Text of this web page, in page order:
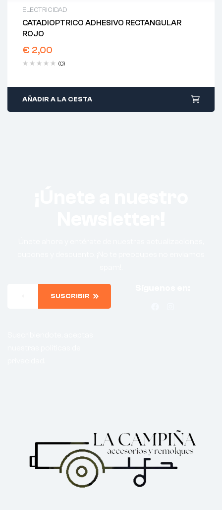
ELECTRICIDAD
CATADIOPTRICO ADHESIVO RECTANGULAR
ROJO
€ 2,00
(0)
AÑADIR A LA CESTA
SUSCRIBIR